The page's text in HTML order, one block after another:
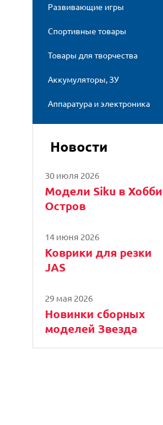
Развивающие игры
Спортивные товары
Товары для творчества
Аккумуляторы, ЗУ
Аппаратура и электроника
Новости
30 июля 2026
Модели Siku в Хобби
Остров
14 июня 2026
Коврики для резки
JAS
29 мая 2026
Новинки сборных
моделей Звезда